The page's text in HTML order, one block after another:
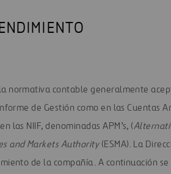
normativa contable generalmente
de Gestión como en las Cuentas
las NIIF, denominadas APM’s, (
and Markets Authority(ESMA). La
de la compañía. A continuación